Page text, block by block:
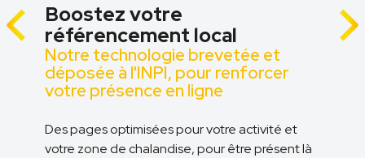
Boostez votre
référencement local
Notre technologie brevetée et
déposée à l'INPI, pour renforcer
votre présence en ligne
Des pages optimisées pour votre activité et
votre zone de chalandise, pour être présent là